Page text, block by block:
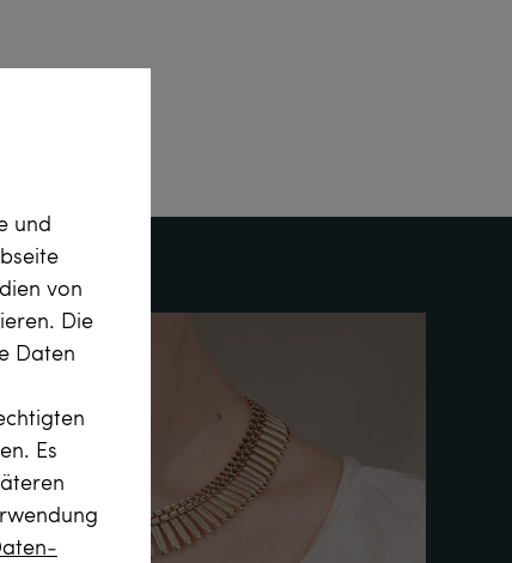
und
von
Die
Daten
Es